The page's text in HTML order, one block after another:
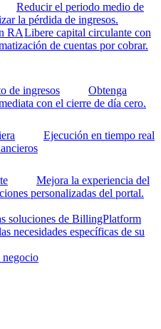
Reducir el periodo medio de
la pérdida de ingresos.
RALibere capital circulante con
de cuentas por cobrar.
de ingresos
Obtenga
con el cierre de día cero.
Ejecución en tiempo real
Mejora la experiencia del
personalizadas del portal.
soluciones de BillingPlatform
necesidades específicas de su